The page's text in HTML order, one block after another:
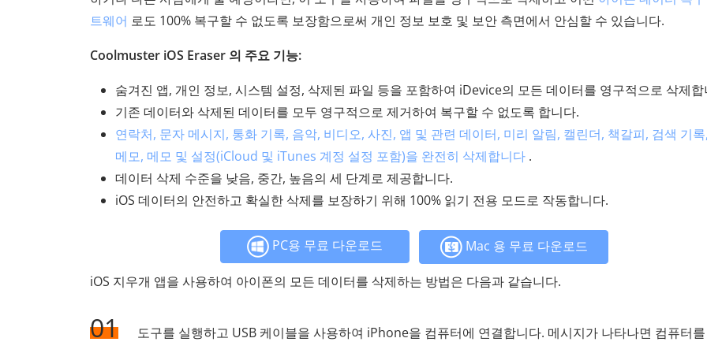
트웨어 로도 100% 복구할 수 없도록 보장함으로써 개인 정보 보호 및 보안 측면에서 안심할 수 있습니다.
Coolmuster iOS Eraser 의 주요 기능:
숨겨진 앱, 개인 정보, 시스템 설정, 삭제된 파일 등을 포함하여 iDevice의 모든 데이터를 영구적으로 삭제합
기존 데이터와 삭제된 데이터를 모두 영구적으로 제거하여 복구할 수 없도록 합니다.
연락처, 문자 메시지, 통화 기록, 음악, 비디오, 사진, 앱 및 관련 데이터, 미리 알림, 캘린더, 책갈피, 검색 기
메모, 메모 및 설정(iCloud 및 iTunes 계정 설정 포함)을 완전히 삭제합니다 .
데이터 삭제 수준을 낮음, 중간, 높음의 세 단계로 제공합니다.
iOS 데이터의 안전하고 확실한 삭제를 보장하기 위해 100% 읽기 전용 모드로 작동합니다.
PC용 무료 다운로드 Mac 용 무료 다운로드
iOS 지우개 앱을 사용하여 아이폰의 모든 데이터를 삭제하는 방법은 다음과 같습니다.
01
도구를 실행하고 USB 케이블을 사용하여 iPhone을 컴퓨터에 연결합니다. 메시지가 나타나면 컴퓨터